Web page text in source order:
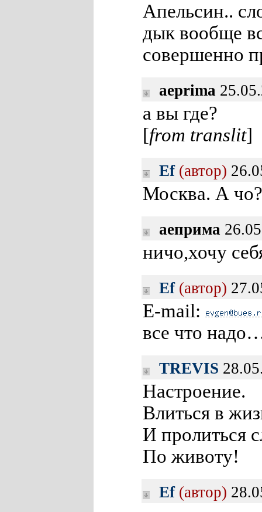
Апельсин..
дык вообще
совершенно
aeprima
а вы где?
[from translit]
Ef (автор)
Москва. А чо?
аеприма
ничо,хочу
Ef (автор)
E-mail:
все что
TREVIS
Настроение.
Влиться в
И пролиться
По животу!
Ef (автор)